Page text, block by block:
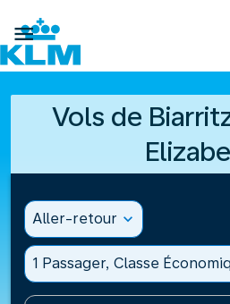

Vols de
Aller-retour expand_more
1 Passager, Classe